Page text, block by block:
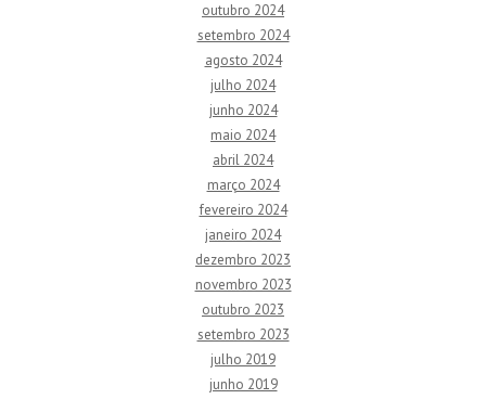
outubro 2024
setembro 2024
agosto 2024
julho 2024
junho 2024
maio 2024
abril 2024
março 2024
fevereiro 2024
janeiro 2024
dezembro 2023
novembro 2023
outubro 2023
setembro 2023
julho 2019
junho 2019